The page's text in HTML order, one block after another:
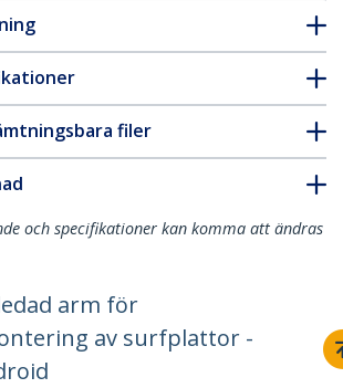
filer
och specifikationer kan komma att ändras
arm för
av surfplattor -